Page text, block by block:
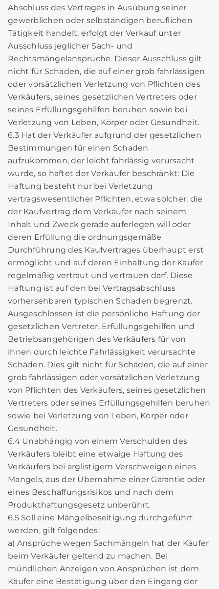
Abschluss des Vertrages in Ausübung seiner
gewerblichen oder selbständigen beruflichen
Tätigkeit handelt, erfolgt der Verkauf unter
Ausschluss jeglicher Sach- und
Rechtsmängelansprüche. Dieser Ausschluss gilt
nicht für Schäden, die auf einer grob fahrlässigen
oder vorsätzlichen Verletzung von Pflichten des
Verkäufers, seines gesetzlichen Vertreters oder
seines Erfüllungsgehilfen beruhen sowie bei
Verletzung von Leben, Körper oder Gesundheit.
6.3 Hat der Verkäufer aufgrund der gesetzlichen
Bestimmungen für einen Schaden
aufzukommen, der leicht fahrlässig verursacht
wurde, so haftet der Verkäufer beschränkt: Die
Haftung besteht nur bei Verletzung
vertragswesentlicher Pflichten, etwa solcher, die
der Kaufvertrag dem Verkäufer nach seinem
Inhalt und Zweck gerade auferlegen will oder
deren Erfüllung die ordnungsgemäße
Durchführung des Kaufvertrages überhaupt erst
ermöglicht und auf deren Einhaltung der Käufer
regelmäßig vertraut und vertrauen darf. Diese
Haftung ist auf den bei Vertragsabschluss
vorhersehbaren typischen Schaden begrenzt.
Ausgeschlossen ist die persönliche Haftung der
gesetzlichen Vertreter, Erfüllungsgehilfen und
Betriebsangehörigen des Verkäufers für von
ihnen durch leichte Fahrlässigkeit verursachte
Schäden. Dies gilt nicht für Schäden, die auf einer
grob fahrlässigen oder vorsätzlichen Verletzung
von Pflichten des Verkäufers, seines gesetzlichen
Vertreters oder seines Erfüllungsgehilfen beruhen
sowie bei Verletzung von Leben, Körper oder
Gesundheit.
6.4 Unabhängig von einem Verschulden des
Verkäufers bleibt eine etwaige Haftung des
Verkäufers bei arglistigem Verschweigen eines
Mangels, aus der Übernahme einer Garantie oder
eines Beschaffungsrisikos und nach dem
Produkthaftungsgesetz unberührt.
6.5 Soll eine Mängelbeseitigung durchgeführt
werden, gilt folgendes:
a) Ansprüche wegen Sachmängeln hat der Käufer
beim Verkäufer geltend zu machen. Bei
mündlichen Anzeigen von Ansprüchen ist dem
Käufer eine Bestätigung über den Eingang der